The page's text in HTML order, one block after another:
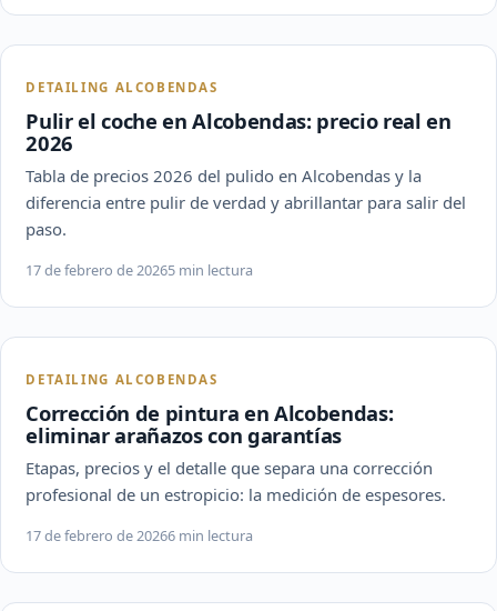
DETAILING ALCOBENDAS
Pulir el coche en Alcobendas: precio real en
2026
Tabla de precios 2026 del pulido en Alcobendas y la
diferencia entre pulir de verdad y abrillantar para salir del
paso.
17 de febrero de 20265 min lectura
DETAILING ALCOBENDAS
Corrección de pintura en Alcobendas:
eliminar arañazos con garantías
Etapas, precios y el detalle que separa una corrección
profesional de un estropicio: la medición de espesores.
17 de febrero de 20266 min lectura